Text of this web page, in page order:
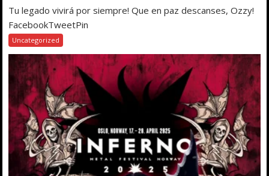
Tu legado vivirá por siempre! Que en paz descanses, Ozzy!
FacebookTweetPin
Uncategorized